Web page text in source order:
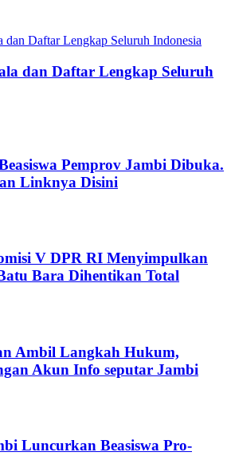
dan Daftar Lengkap Seluruh
Pemprov Jambi Dibuka.
Linknya Disini
V DPR RI Menyimpulkan
Bara Dihentikan Total
Ambil Langkah Hukum,
Akun Info seputar Jambi
Luncurkan Beasiswa Pro-